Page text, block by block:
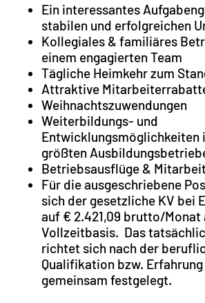
Ein interessantes
stabilen und erfolgreichen
Kollegiales & familiäres
einem engagierten Team
Tägliche Heimkehr zum
Attraktive
Weihnachtszuwendungen
Weiterbildungs- und
Entwicklungsmöglichkeiten
größten
Betriebsausflüge &
Für die ausgeschriebene
sich der gesetzliche KV bei
auf € 2.421,09 brutto/Monat
Vollzeitbasis. Das
richtet sich nach der
Qualifikation bzw.
gemeinsam festgelegt.